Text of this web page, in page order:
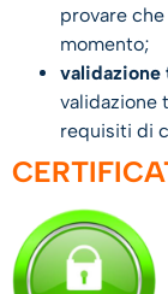
provare
momento;
validazione
validazione
requisiti di